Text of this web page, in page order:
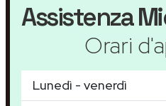
Assistenza
Orari
Lunedì - venerdì